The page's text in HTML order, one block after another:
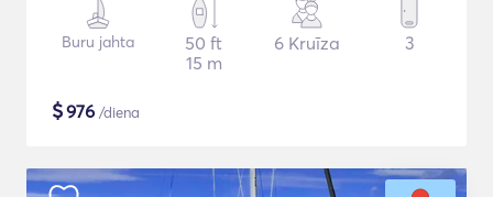
Buru jahta
50 ft
15 m
6 Kruīza 3
$976 /diena